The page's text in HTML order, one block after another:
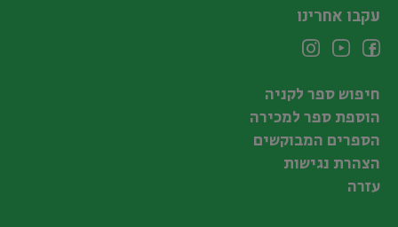
עקבו אחרינו
חיפוש ספר לקניה
הוספת ספר למכירה
הספרים המבוקשים
הצהרת נגישות
עזרה